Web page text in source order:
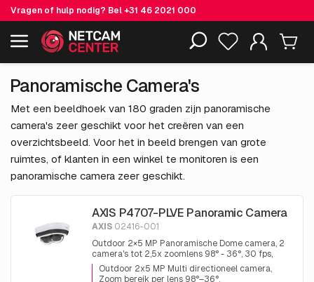
Vragen of hulp nodig? Bel+31 46 2021 000
Inclusief EOL-producten
Panoramische Camera's
Met een beeldhoek van 180 graden zijn panoramische
camera's zeer geschikt voor het creëren van een
overzichtsbeeld. Voor het in beeld brengen van grote
ruimtes, of klanten in een winkel te monitoren is een
panoramische camera zeer geschikt.
AXIS P4707-PLVE Panoramic Camera
AXIS 02416-001
Outdoor 2×5 MP Panoramische Dome camera, 2
camera's tot 2,5x zoomlens 98° - 36°, 30 fps,
Lightfinder, Forensic WDR, H.264 en H.265
Outdoor 2x5 MP Multi directioneel camera
Zoom bereik per lens 98°–36°